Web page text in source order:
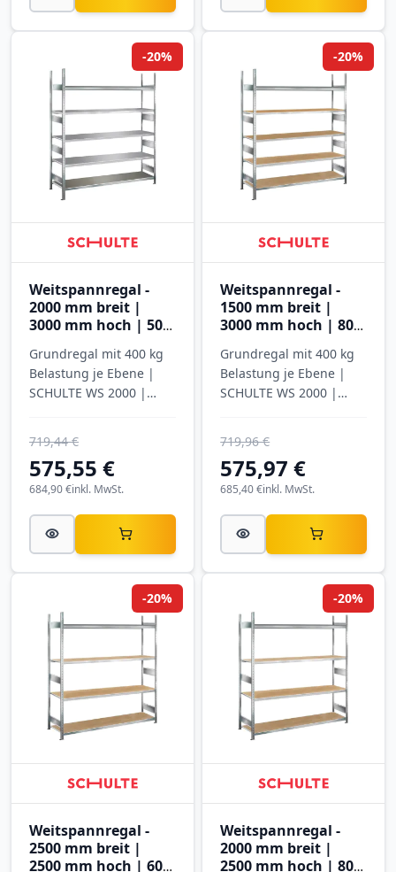
Weitspannregal -
2000 mm breit |
3000 mm hoch | 500
mit Stahlböden
Grundregal mit 400 kg
Belastung je Ebene |
SCHULTE WS 2000 |
575,55 €
719,44 €
-20%
inkl. MwSt.
684,90 €
Weitspannregal -
1500 mm breit |
3000 mm hoch | 800
mit Spanplatten
Grundregal mit 400 kg
Belastung je Ebene |
SCHULTE WS 2000 |
575,97 €
719,96 €
-20%
inkl. MwSt.
685,40 €
Weitspannregal -
2500 mm breit |
2500 mm hoch | 600
-20%
Weitspannregal -
2000 mm breit |
2500 mm hoch | 800
-20%